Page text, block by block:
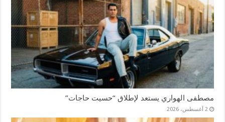
مصطفى الهواري يستعد لإطلاق “حسيت حاجات”
2 أغسطس، 2026